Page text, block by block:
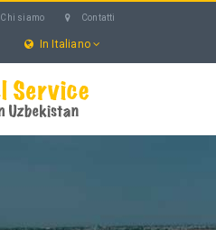
Chi siamo Contatti
In Italiano